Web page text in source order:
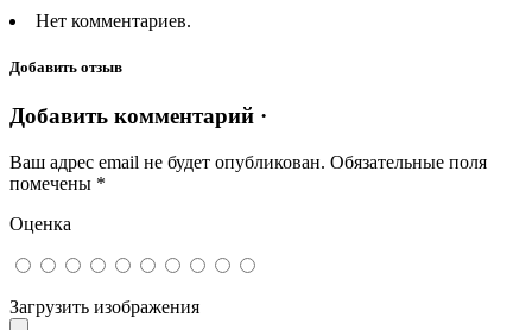
Нет комментариев.
Добавить отзыв
Добавить комментарий ·
Ваш адрес email не будет опубликован. Обязательные поля
помечены *
Оценка
Загрузить изображения